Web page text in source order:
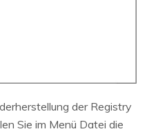
der Registry
Sie im Menü Datei die